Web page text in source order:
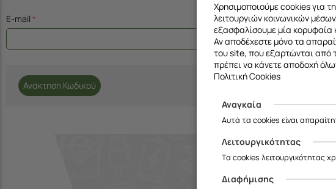
E-mail
Ανάκτηση Κωδικού
Χρησιμοποιούμε cookies για
λειτουργιών κοινωνικών
εξασφαλίσουμε μία κορυφαία
Αν αποδέχεστε μόνο τα
του site, που εξαρτώνται από
πρέπει να κάνετε αποδοχή
Πολιτική Cookies
Αναγκαία
Αυτά τα cookies είναι
Λειτουργικότητας
Τα cookies λειτουργικότητας
Διαφήμισης